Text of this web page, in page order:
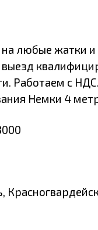
любые жатки
Работаем с
Немки 4